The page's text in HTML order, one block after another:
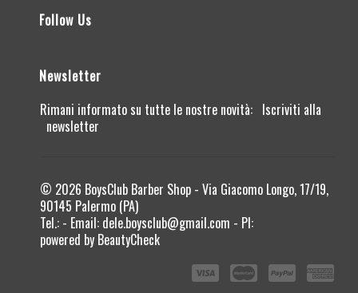
Follow Us
Newsletter
Rimani informato su tutte le nostre novità: Iscriviti alla
newsletter
© 2026 BoysClub Barber Shop - Via Giacomo Longo, 17/19,
90145 Palermo (PA)
Tel.: - Email: dele.boysclub@gmail.com - PI:
powered by BeautyCheck
Visa
MasterCard
PayPal American
Express